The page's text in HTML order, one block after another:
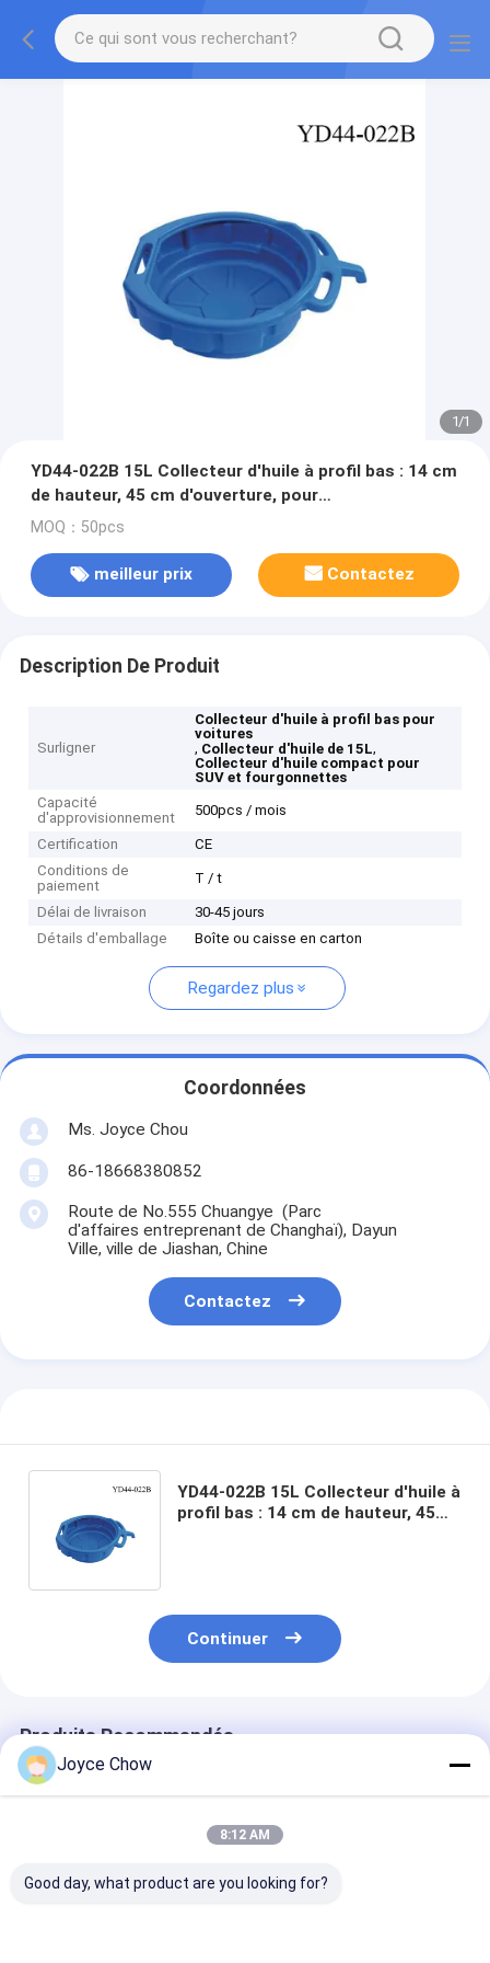
1/1
YD44-022B 15L Collecteur d'huile à profil bas : 14 cm
de hauteur, 45 cm d'ouverture, pour
voitures/SUV/fourgonnettes
MOQ：50pcs
meilleur prix Contactez
Description De Produit
Surligner
Collecteur d'huile à profil bas pour
voitures
, Collecteur d'huile de 15L,
Collecteur d'huile compact pour
SUV et fourgonnettes
Capacité
d'approvisionnement
500pcs / mois
Certification
CE
Conditions de
paiement
T / t
Délai de livraison
30-45 jours
Détails d'emballage
Boîte ou caisse en carton
Regardez plus
Coordonnées
Ms. Joyce Chou
86-18668380852
Route de No.555 Chuangye (Parc
d'affaires entreprenant de Changhaï), Dayun
Ville, ville de Jiashan, Chine
Contactez
YD44-022B 15L Collecteur d'huile à
profil bas : 14 cm de hauteur, 45
Continuer
Produits Recommandés
Joyce Chow
8:12 AM
Good day, what product are you looking for?